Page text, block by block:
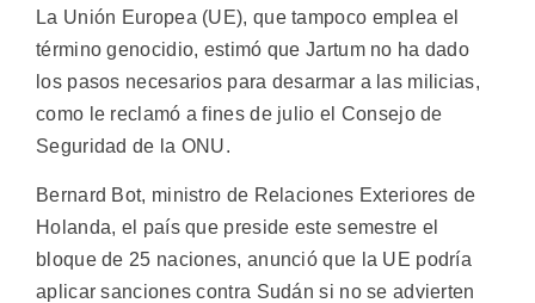
La Unión Europea (UE), que tampoco emplea el
término genocidio, estimó que Jartum no ha dado
los pasos necesarios para desarmar a las milicias,
como le reclamó a fines de julio el Consejo de
Seguridad de la ONU.
Bernard Bot, ministro de Relaciones Exteriores de
Holanda, el país que preside este semestre el
bloque de 25 naciones, anunció que la UE podría
aplicar sanciones contra Sudán si no se advierten